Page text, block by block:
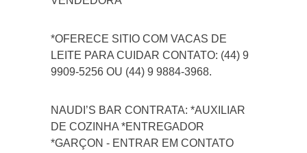
*OFERECE SITIO COM VACAS DE
LEITE PARA CUIDAR CONTATO: (44) 9
9909-5256 OU (44) 9 9884-3968.
NAUDI’S BAR CONTRATA: *AUXILIAR
DE COZINHA *ENTREGADOR
*GARÇON - ENTRAR EM CONTATO